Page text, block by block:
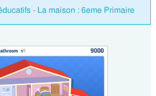
- La maison : 6eme Primaire